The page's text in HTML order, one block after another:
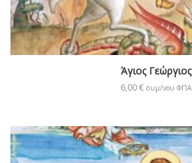
Άγιος Γεώργιος
6,00€ συμ/νου ΦΠΑ